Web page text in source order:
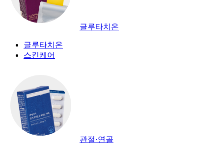
글루타치온
글루타치온
스킨케어
관절·연골